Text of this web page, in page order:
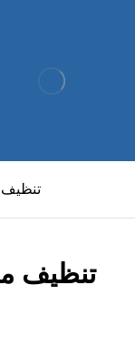
تنظيف